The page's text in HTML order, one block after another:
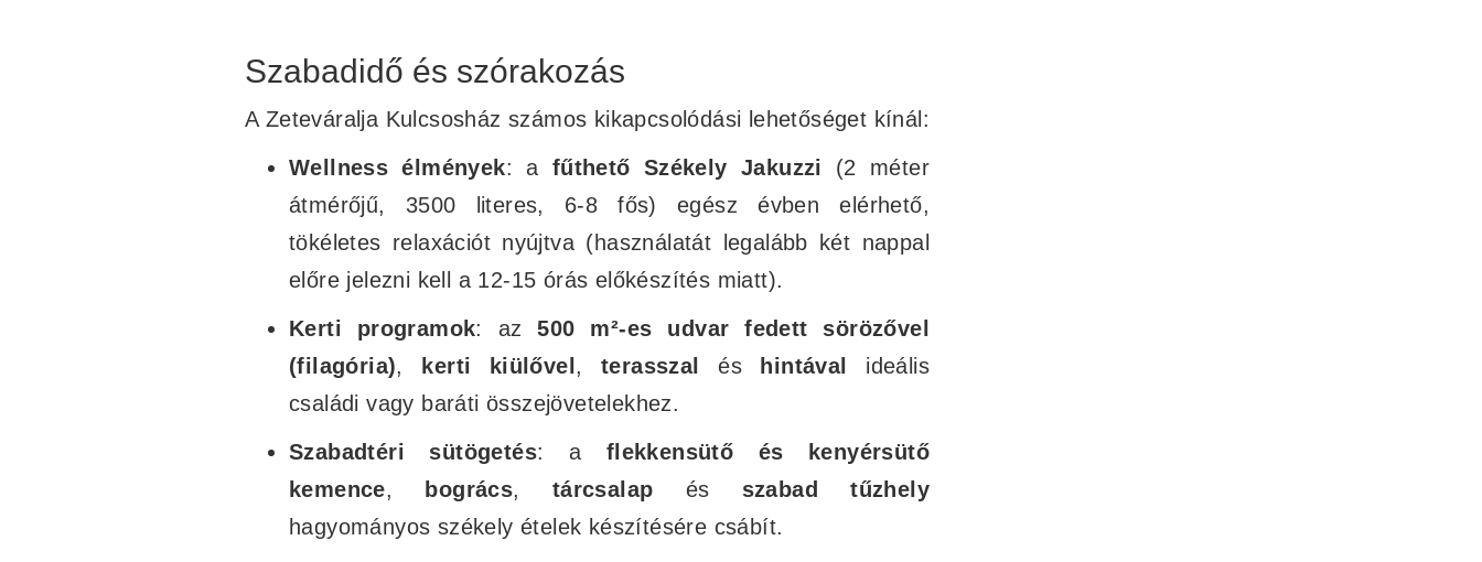
Szabadidő és szórakozás
A Zeteváralja Kulcsosház számos kikapcsolódási lehetőséget kínál:
Wellness élmények: a fűthető Székely Jakuzzi (2 méter
átmérőjű, 3500 literes, 6-8 fős) egész évben elérhető,
tökéletes relaxációt nyújtva (használatát legalább két nappal
előre jelezni kell a 12-15 órás előkészítés miatt).
Kerti programok: az500 m²-es udvar
fedett sörözővel
(filagória), kerti kiülővel ,terasszal és hintával
ideális
családi vagy baráti összejövetelekhez.
Szabadtéri sütögetés: a flekkensütő és kenyérsütő
kemence, bogrács, tárcsalap és szabad tűzhely
hagyományos székely ételek készítésére csábít.